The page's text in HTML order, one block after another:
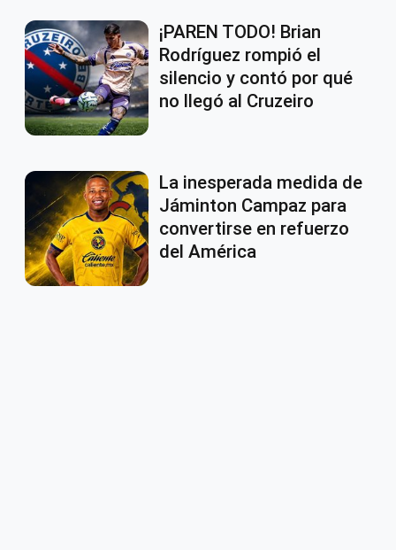
¡PAREN TODO! Brian
Rodríguez rompió el
silencio y contó por qué
no llegó al Cruzeiro
La inesperada medida de
Jáminton Campaz para
convertirse en refuerzo
del América